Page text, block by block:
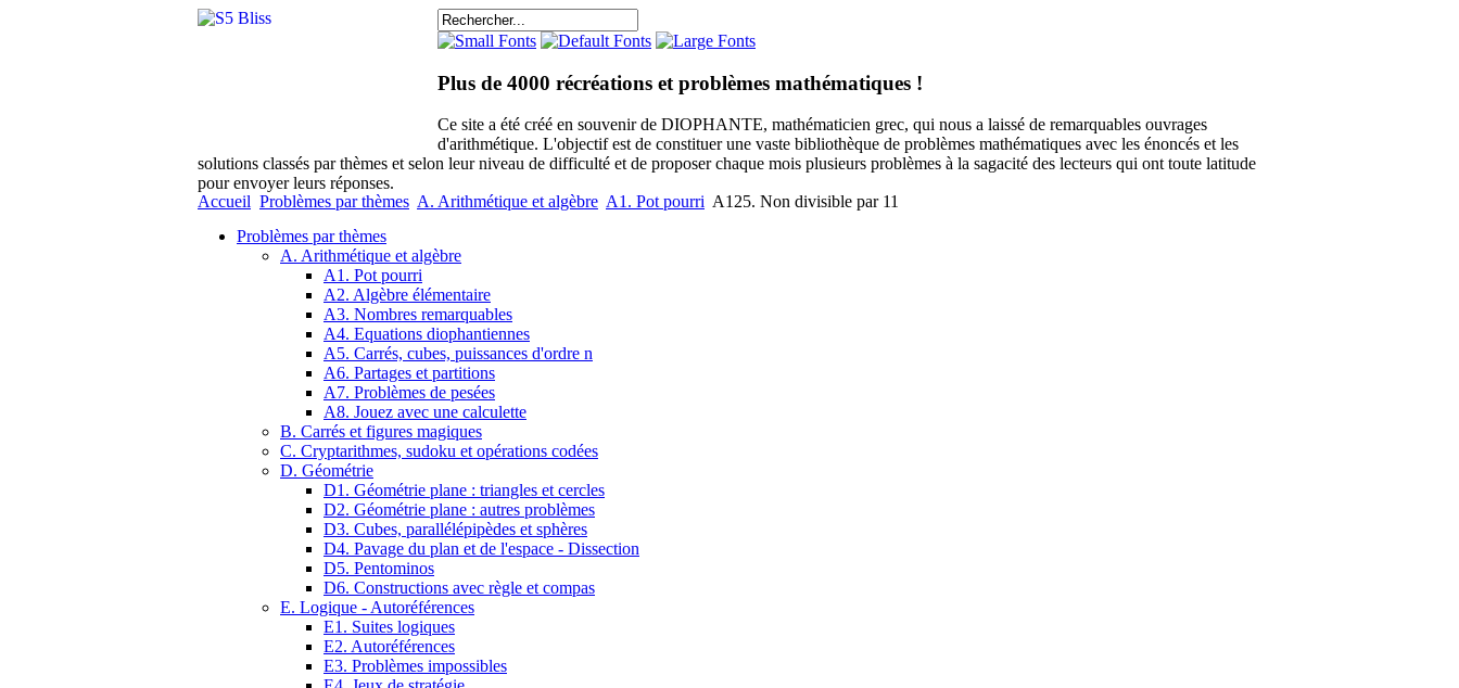
Plus de 4000 récréations et problèmes mathématiques !
Ce site a été créé en souvenir de DIOPHANTE, mathématicien grec, qui nous a laissé de remarquables ouvrages
d'arithmétique. L'objectif est de constituer une vaste bibliothèque de problèmes mathématiques avec les énoncés et les
solutions classés par thèmes et selon leur niveau de difficulté et de proposer chaque mois plusieurs problèmes à la sagacité des lecteurs qui ont toute latitude
pour envoyer leurs réponses.
Accueil Problèmes par thèmes A. Arithmétique et algèbre A1. Pot pourri A125. Non divisible par 11
Problèmes par thèmes
A. Arithmétique et algèbre
A1. Pot pourri
A2. Algèbre élémentaire
A3. Nombres remarquables
A4. Equations diophantiennes
A5. Carrés, cubes, puissances d'ordre n
A6. Partages et partitions
A7. Problèmes de pesées
A8. Jouez avec une calculette
B. Carrés et figures magiques
C. Cryptarithmes, sudoku et opérations codées
D. Géométrie
D1. Géométrie plane : triangles et cercles
D2. Géométrie plane : autres problèmes
D3. Cubes, parallélépipèdes et sphères
D4. Pavage du plan et de l'espace - Dissection
D5. Pentominos
D6. Constructions avec règle et compas
E. Logique - Autoréférences
E1. Suites logiques
E2. Autoréférences
E3. Problèmes impossibles